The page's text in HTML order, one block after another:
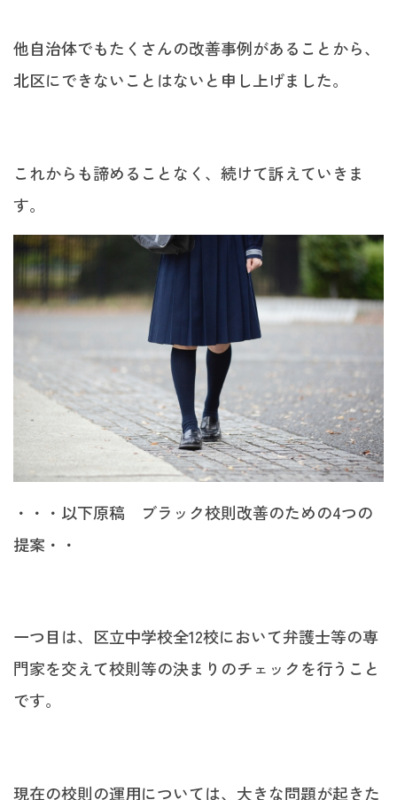
他自治体でもたくさんの改善事例があることから、
北区にできないことはないと申し上げました。
これからも諦めることなく、続けて訴えていきま
す。
・・・以下原稿 ブラック校則改善のための4つの
提案・・
一つ目は、区立中学校全12校において弁護士等の専
門家を交えて校則等の決まりのチェックを行うこと
です。
現在の校則の運用については、大きな問題が起きた